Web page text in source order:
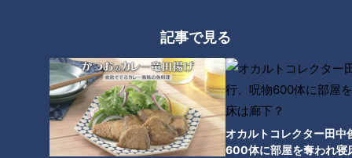
記事で見る
オカルトコレクター田中
600体に部屋を奪われ寝
レンジも楽しめる爆売れドレッ
に聞いた激推し商品ベスト3！